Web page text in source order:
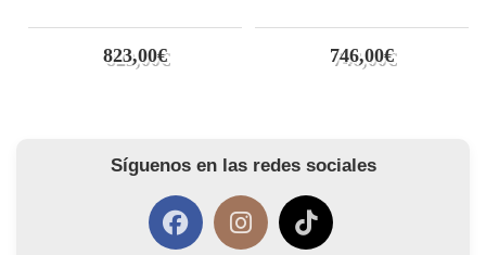
823,00€ 746,00€
Síguenos en las redes sociales